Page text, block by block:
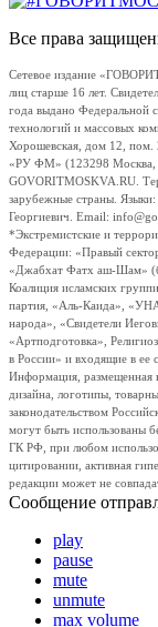
Все права
Сетевое издание
лиц старше 16 лет.
года выдано Федеральной
технологий и массовых
Хорошевская, дом 12, пом.
«РУ ФМ» (123298 Москва,
GOVORITMOSKVA.RU.
зарубежные страны. Языки:
Георгиевич. Email:
*Экстремистские и
Федерации: «Правый
«Джабхат Фатх аш-Шам»
Коалиция исламских
партия, «Аль-Каида»,
народа», «Свидетели
«Артподготовка»,
в России» и входящие в ее
Информация, размещенная
дизайна, логотипы,
законодательством
могут быть использованы
ГК РФ, при любом
цитировании, активная
редакции может не
Сообщение
play
pause
mute
unmute
max volume